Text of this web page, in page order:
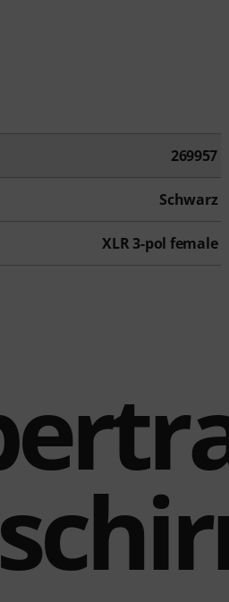
269957
Schwarz
XLR 3-pol female